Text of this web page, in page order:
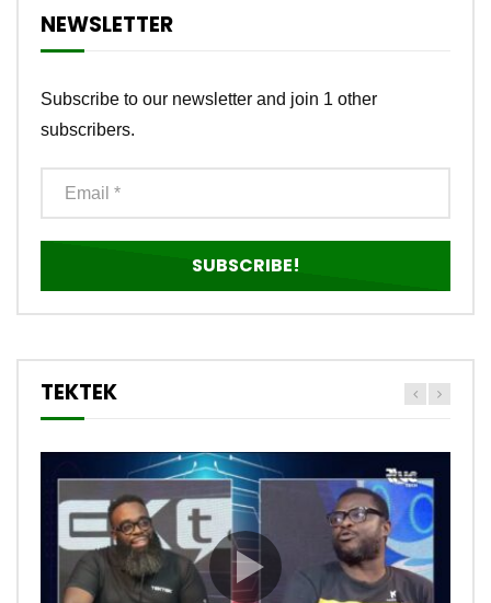
NEWSLETTER
Subscribe to our newsletter and join 1 other
subscribers.
TEKTEK